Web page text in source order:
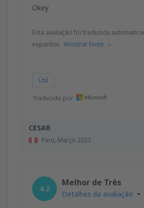
CESAR
Peru, Março 2023
Okey
Esta avaliação foi traduzida
espanhol. Mostrar fonte
Útil
Traduzido por
4.2
Melhor de Três
Detalhes da avaliação